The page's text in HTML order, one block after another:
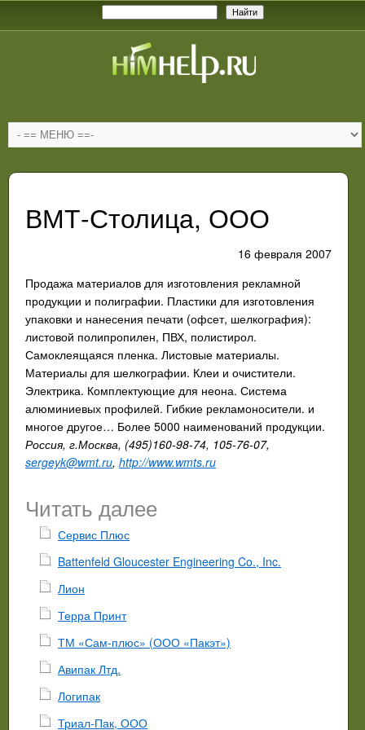
ВМТ-Столица, ООО
16 февраля 2007
Продажа материалов для изготовления рекламной
продукции и полиграфии. Пластики для изготовления
упаковки и нанесения печати (офсет, шелкография):
листовой полипропилен, ПВХ, полистирол.
Самоклеящаяся пленка. Листовые материалы.
Материалы для шелкографии. Клеи и очистители.
Электрика. Комплектующие для неона. Система
алюминиевых профилей. Гибкие рекламоносители. и
многое другое… Более 5000 наименований продукции.
Россия, г.Москва, (495)160-98-74, 105-76-07,
sergeyk@wmt.ru, http://www.wmts.ru
Читать далее
Сервис Плюс
Battenfeld Gloucester Engineering Co., Inc.
Лион
Терра Принт
ТМ «Сам-плюс» (ООО «Пакэт»)
Авипак Лтд.
Логипак
Триал-Пак, ООО